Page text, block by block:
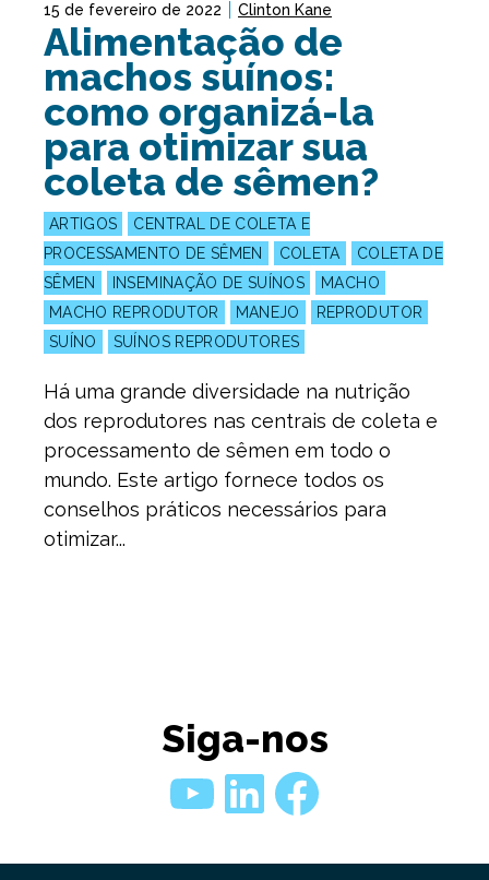
15 de fevereiro de 2022 Clinton Kane
Alimentação de
machos suínos:
como organizá-la
para otimizar sua
coleta de sêmen?
ARTIGOS
CENTRAL DE COLETA E
PROCESSAMENTO DE SÊMEN
COLETA
COLETA DE
SÊMEN
INSEMINAÇÃO DE SUÍNOS
MACHO
MACHO REPRODUTOR
MANEJO
REPRODUTOR
SUÍNO
SUÍNOS REPRODUTORES
Há uma grande diversidade na nutrição
dos reprodutores nas centrais de coleta e
processamento de sêmen em todo o
mundo. Este artigo fornece todos os
conselhos práticos necessários para
otimizar...
Siga-nos
Youtube
LinkedIn